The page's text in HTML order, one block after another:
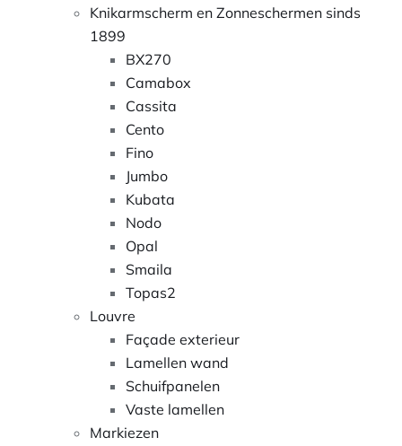
Knikarmscherm en Zonneschermen sinds
1899
BX270
Camabox
Cassita
Cento
Fino
Jumbo
Kubata
Nodo
Opal
Smaila
Topas2
Louvre
Façade exterieur
Lamellen wand
Schuifpanelen
Vaste lamellen
Markiezen